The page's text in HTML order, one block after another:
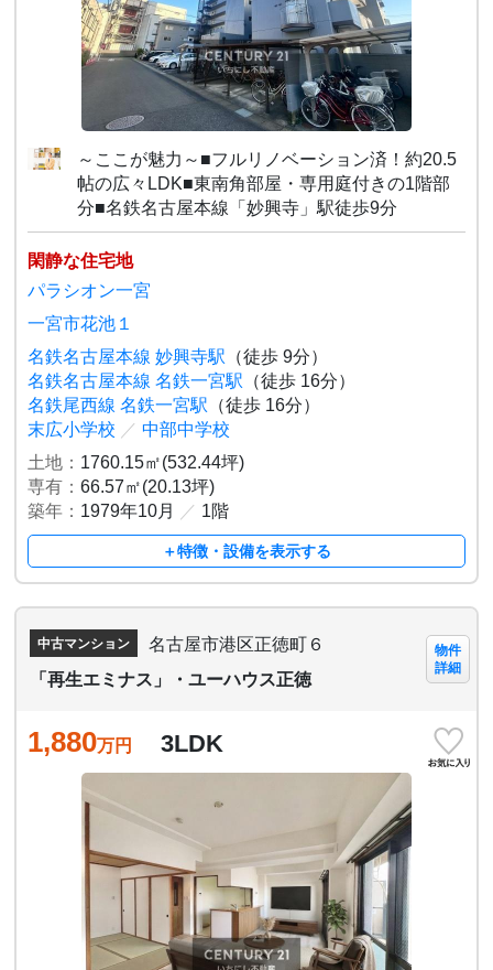
～ここが魅力～■フルリノベーション済！約20.5
帖の広々LDK■東南角部屋・専用庭付きの1階部
分■名鉄名古屋本線「妙興寺」駅徒歩9分
閑静な住宅地
パラシオン一宮
一宮市花池１
名鉄名古屋本線 妙興寺駅 （徒歩 9分）
名鉄名古屋本線 名鉄一宮駅 （徒歩 16分）
名鉄尾西線 名鉄一宮駅 （徒歩 16分）
末広小学校 ／ 中部中学校
土地： 1760.15㎡(532.44坪)
専有：66.57㎡(20.13坪)
築年： 1979年10月 ／ 1階
＋特徴・設備を表示する
中古マンション
名古屋市港区正徳町６
「再生エミナス」・ユーハウス正徳
物件
詳細
1,880万円 3LDK